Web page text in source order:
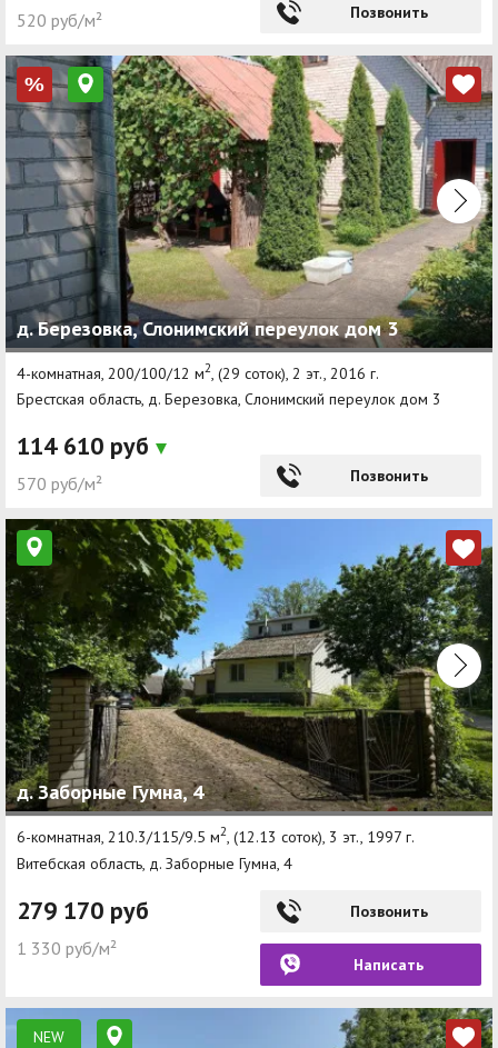
520 руб/м² Позвонить
%
д. Березовка, Слонимский переулок дом 3
4-комнатная, 200/100/12 м2 , (29 соток), 2 эт., 2016 г.
Брестская область, д. Березовка, Слонимский переулок дом 3
114 610 руб
570 руб/м² Позвонить
д. Заборные Гумна, 4
6-комнатная, 210.3/115/9.5 м2, (12.13 соток), 3 эт., 1997 г.
Витебская область, д. Заборные Гумна, 4
279 170 руб
1 330 руб/м²
Позвонить
Написать
NEW